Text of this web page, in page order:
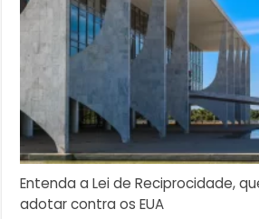
Entenda a Lei de Reciprocidade,
adotar contra os EUA